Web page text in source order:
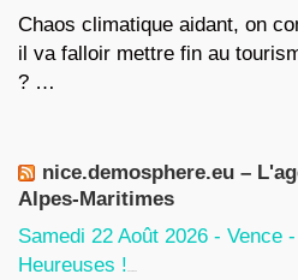
Chaos climatique aidant, on
il va falloir mettre fin au
? …
nice.demosphere.eu –
Alpes-Maritimes
Samedi 22 Août 2026 - Vence
Heureuses !